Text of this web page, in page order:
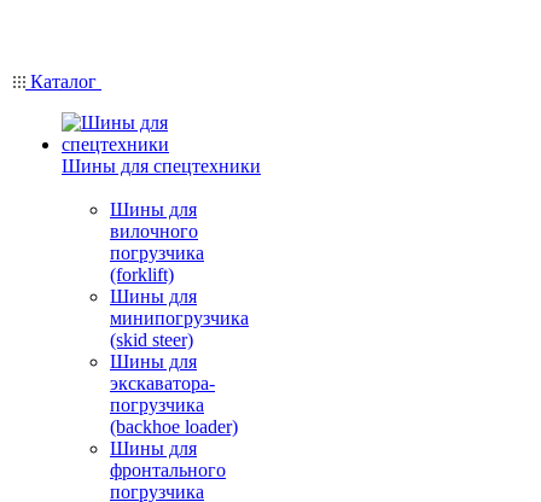
Каталог
Шины для спецтехники
Шины для
вилочного
погрузчика
(forklift)
Шины для
минипогрузчика
(skid steer)
Шины для
экскаватора-
погрузчика
(backhoe loader)
Шины для
фронтального
погрузчика